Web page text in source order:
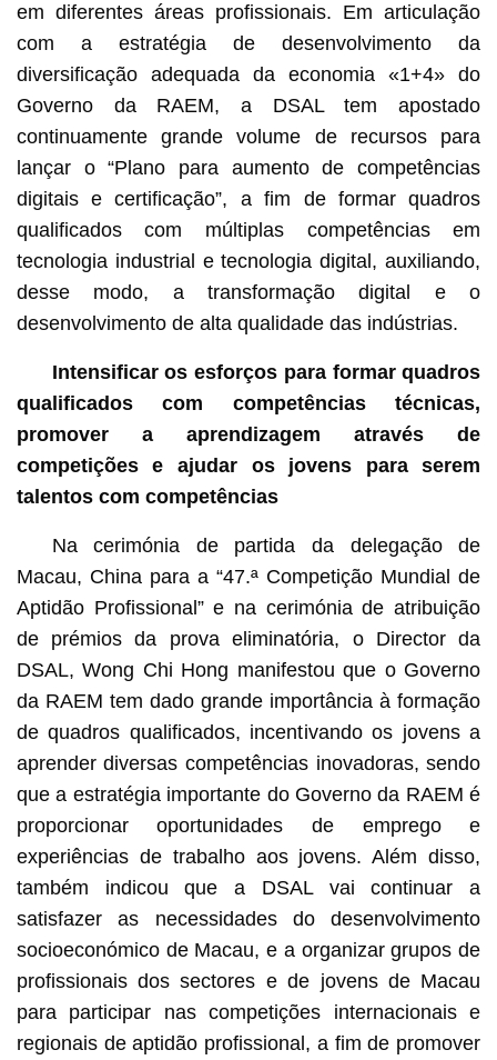
em diferentes áreas profissionais. Em articulação
com a estratégia de desenvolvimento da
diversificação adequada da economia «1+4» do
Governo da RAEM, a DSAL tem apostado
continuamente grande volume de recursos para
lançar o “Plano para aumento de competências
digitais e certificação”, a fim de formar quadros
qualificados com múltiplas competências em
tecnologia industrial e tecnologia digital, auxiliando,
desse modo, a transformação digital e o
desenvolvimento de alta qualidade das indústrias.
Intensificar os esforços para formar quadros
qualificados com competências técnicas,
promover a aprendizagem através de
competições e ajudar os jovens para serem
talentos com competências
Na cerimónia de partida da delegação de
Macau, China para a “47.ª Competição Mundial de
Aptidão Profissional” e na cerimónia de atribuição
de prémios da prova eliminatória, o Director da
DSAL, Wong Chi Hong manifestou que o Governo
da RAEM tem dado grande importância à formação
de quadros qualificados, incentivando os jovens a
aprender diversas competências inovadoras, sendo
que a estratégia importante do Governo da RAEM é
proporcionar oportunidades de emprego e
experiências de trabalho aos jovens. Além disso,
também indicou que a DSAL vai continuar a
satisfazer as necessidades do desenvolvimento
socioeconómico de Macau, e a organizar grupos de
profissionais dos sectores e de jovens de Macau
para participar nas competições internacionais e
regionais de aptidão profissional, a fim de promover